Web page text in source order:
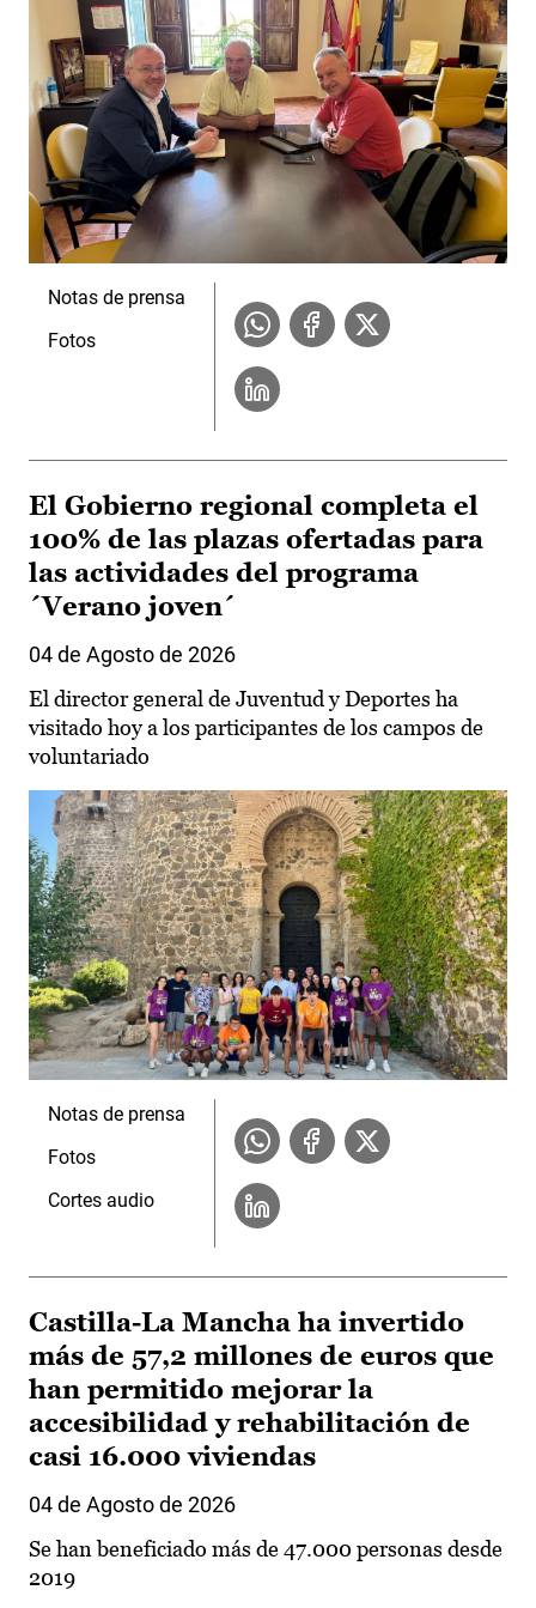
Notas de prensa
Fotos
El Gobierno regional completa el
100% de las plazas ofertadas para
las actividades del programa
´Verano joven´
04 de Agosto de 2026
El director general de Juventud y Deportes ha
visitado hoy a los participantes de los campos de
voluntariado
Notas de prensa
Fotos
Cortes audio
Castilla-La Mancha ha invertido
más de 57,2 millones de euros que
han permitido mejorar la
accesibilidad y rehabilitación de
casi 16.000 viviendas
04 de Agosto de 2026
Se han beneficiado más de 47.000 personas desde
2019